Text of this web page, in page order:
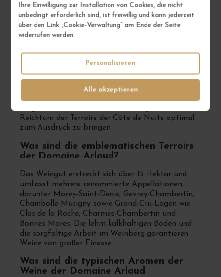
Ihre Einwilligung zur Installation von Cookies, die nicht
unbedingt erforderlich sind, ist freiwillig und kann jederzeit
über den Link „Cookie-Verwaltung“ am Ende der Seite
widerrufen werden.
Alle akzeptieren
Personalisieren
Was ist die Geschichte der Domaine
Die 1942 in Morey-Saint-Denis gegründete
von Cyprien Arlaud geleitet wird. Dank eines
naturverbundenen Ansatzes ist das Weingut seit
2014 vollständig auf biodynamischen Anbau
Reichtum der Terroirs der Côte de Nuits optimal
zum Ausdruck zu bringen.
Was sind die emblematischen Terroirs
der Domaine Arlaud?
Das Weingut erstreckt sich über 15 Hektar und
umfasst mehrere renommierte Appellationen,
darunter Morey-Saint-Denis, Gevrey-Chambertin,
Chambolle-Musigny sowie Grand-Cru-Lagen wie
Clos de la Roche, Charmes-Chambertin und
Bonnes Mares. Die lehm-kalkhaltigen Böden und
die sorgfältige Arbeit im Weinberg garantieren
Weine von großer Finesse.
Was sind die typischen Aromen der
Weine der Domaine Arlaud